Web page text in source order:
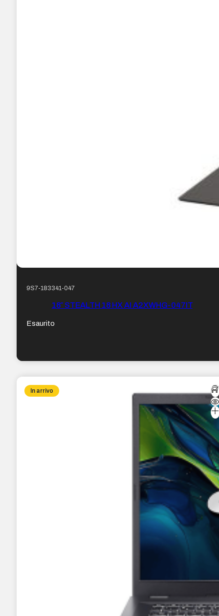
9S7-183341-047
18″ STEALTH 18 HX AI A2XWHG-047IT
Esaurito
In arrivo